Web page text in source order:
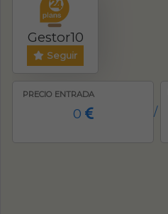
Gestor10
Seguir
PRECIO ENTRADA
0 /